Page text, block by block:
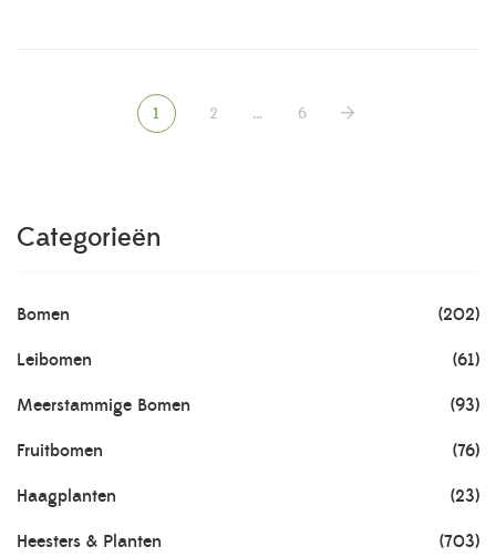
1 2 … 6
Categorieën
Bomen (202)
Leibomen (61)
Meerstammige Bomen (93)
Fruitbomen (76)
Haagplanten (23)
Heesters & Planten (703)